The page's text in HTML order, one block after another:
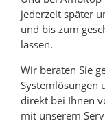
jederzeit später
und bis zum
lassen.
Wir beraten Sie
Systemlösungen
direkt bei Ihnen
mit unserem